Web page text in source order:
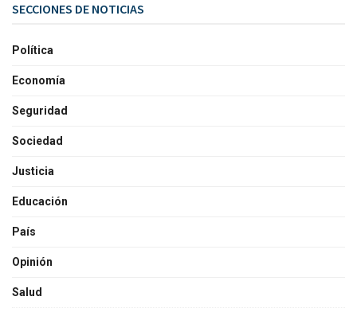
SECCIONES DE NOTICIAS
Política
Economía
Seguridad
Sociedad
Justicia
Educación
País
Opinión
Salud